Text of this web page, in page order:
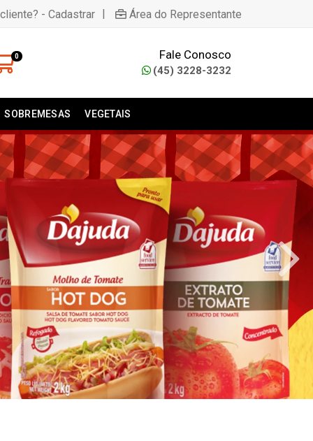
- Cadastrar | Área do Representante
0 Fale Conosco
(45) 3228-3232
SOBREMESAS VEGETAIS